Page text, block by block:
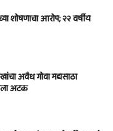
शोषणाचा आरोप; २२ वर्षीय
अवैध गोवा मद्यसाठा
अटक